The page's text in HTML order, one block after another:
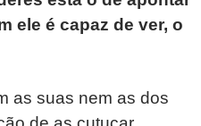
ele é capaz de ver, o
as suas nem as dos